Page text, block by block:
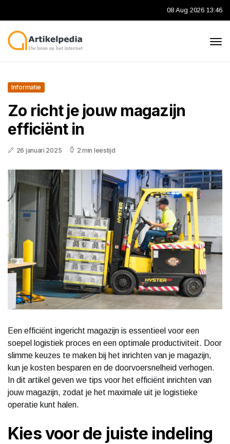
08 Aug 2026 13:46
Informatie
Zo richt je jouw magazijn
efficiënt in
26 januari 2025 2 min leestijd
Een efficiënt ingericht magazijn is essentieel voor een
soepel logistiek proces en een optimale productiviteit. Door
slimme keuzes te maken bij het inrichten van je magazijn,
kun je kosten besparen en de doorvoersnelheid verhogen.
In dit artikel geven we tips voor het efficiënt inrichten van
jouw magazijn, zodat je het maximale uit je logistieke
operatie kunt halen.
Kies voor de juiste indeling